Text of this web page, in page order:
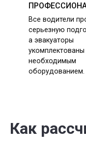
Все водители
серьезную
а эвакуаторы
укомплектованы
необходимым
оборудованием.
Как